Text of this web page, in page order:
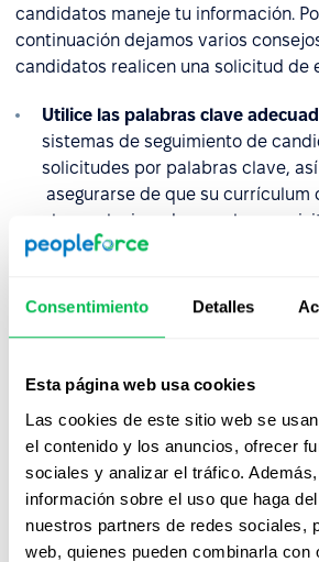
Consentimiento Detalles
Esta página web usa cookies
Las cookies de este sitio web se
el contenido y los anuncios, ofrecer
sociales y analizar el tráfico.
información sobre el uso que haga
nuestros partners de redes sociales,
web, quienes pueden combinarla con
candidatos maneje tu información.
continuación dejamos varios
candidatos realicen una solicitud de
Utilice las palabras clave
sistemas de seguimiento de
solicitudes por palabras clave,
asegurarse de que su currículum
clave relacionadas con los
Preste atención al puesto al que
trabajo. Por ejemplo, si el puesto
automatizado puede que no.
Manténgase atento y siga las
cuidadosamente.Si piden que
.doc, no lo suba en .pdf. Incluya
le pidan, por ejemplo, no sólo el
carta de presentación, las
etc. No es una tarea difícil, sólo